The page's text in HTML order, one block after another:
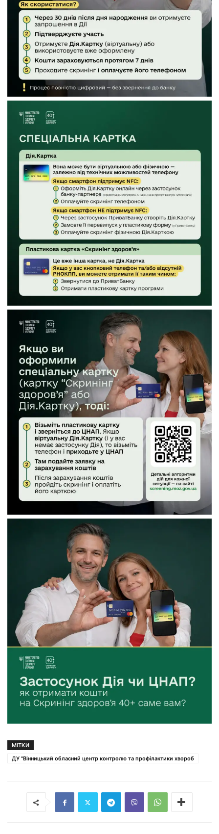
МІТКИ
ДУ "Вінницький обласний центр контролю та профілактики хвороб